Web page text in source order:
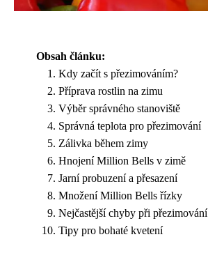
Obsah článku:
Kdy začít s přezimováním?
Příprava rostlin na zimu
Výběr správného stanoviště
Správná teplota pro přezimování
Zálivka během zimy
Hnojení Million Bells v zimě
Jarní probuzení a přesazení
Množení Million Bells řízky
Nejčastější chyby při přezimování
Tipy pro bohaté kvetení